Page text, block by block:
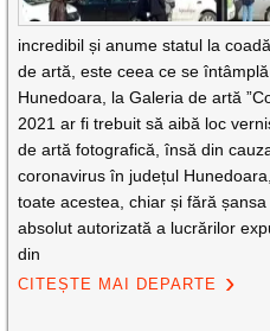
incredibil și anume statul la
de artă, este ceea ce se
Hunedoara, la Galeria de artă
2021 ar fi trebuit să aibă loc
de artă fotografică, însă din
coronavirus în județul
toate acestea, chiar și fără
absolut autorizată a lucrărilor
din
CITEȘTE MAI DEPARTE